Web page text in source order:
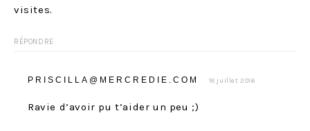
visites.
RÉPONDRE
PRISCILLA@MERCREDIE.COM 18 juillet 2016
Ravie d’avoir pu t’aider un peu ;)